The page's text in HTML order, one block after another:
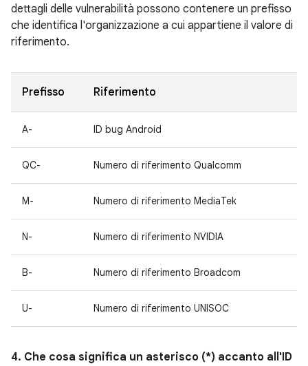
dettagli delle vulnerabilità possono contenere un prefisso
che identifica l'organizzazione a cui appartiene il valore di
riferimento.
Prefisso Riferimento
A- ID bug Android
QC- Numero di riferimento Qualcomm
M- Numero di riferimento MediaTek
N- Numero di riferimento NVIDIA
B- Numero di riferimento Broadcom
U- Numero di riferimento UNISOC
4. Che cosa significa un asterisco (*) accanto all'ID